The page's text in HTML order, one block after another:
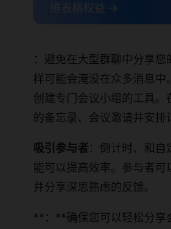
维表格权益 →
：避免在大型群聊中分享
样可能会淹没在众多消息中
创建专门会议小组的工具。
的备忘录、会议邀请并安排
吸引参与者：倒计时、和
能可以提高效率。参与者可
并分享深思熟虑的反馈。
**：**确保您可以轻松分享